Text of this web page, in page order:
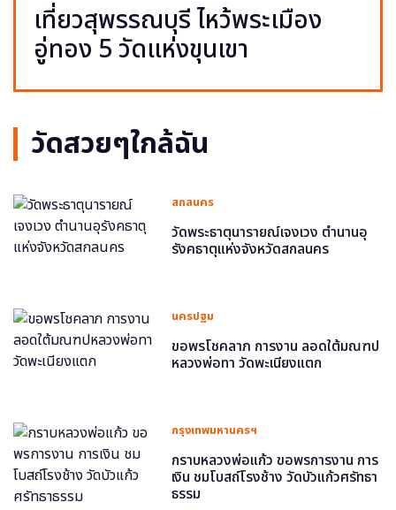
เที่ยวสุพรรณบุรี ไหว้พระเมือง
อู่ทอง 5 วัดแห่งขุนเขา
วัดสวยๆใกล้ฉัน
สกลนคร
วัดพระธาตุนารายณ์เจงเวง ตำนานอุ
รังคธาตุแห่งจังหวัดสกลนคร
นครปฐม
ขอพรโชคลาภ การงาน ลอดใต้มณฑป
หลวงพ่อทา วัดพะเนียงแตก
กรุงเทพมหานครฯ
กราบหลวงพ่อแก้ว ขอพรการงาน การ
เงิน ชมโบสถ์โรงช้าง วัดบัวแก้วศรัทธา
ธรรม